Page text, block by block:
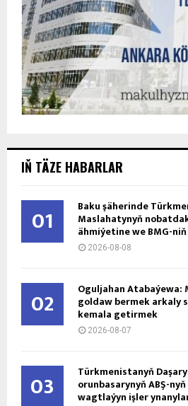
IŇ TÄZE HABARLAR
01 Baku şäherinde
Maslahatynyň
ähmiýetine we BMG-
2026-08-08
02 Oguljahan Atabaýewa:
goldaw bermek arkaly
kemala getirmek
2026-08-07
03 Türkmenistanyň
orunbasarynyň ABŞ-
wagtlaýyn işler